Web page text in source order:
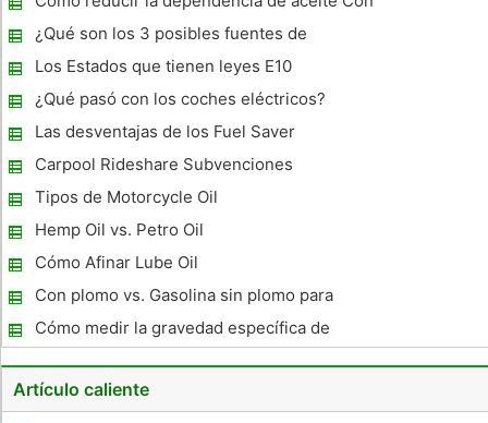
etanol E85
¿Qué son los 3 posibles fuentes de
combustible para los productores de
biodiesel?
Los Estados que tienen leyes E10
obligatorios
¿Qué pasó con los coches eléctricos?
Las desventajas de los Fuel Saver
Carpool Rideshare Subvenciones
Tipos de Motorcycle Oil
Hemp Oil vs. Petro Oil
Cómo Afinar Lube Oil
Con plomo vs. Gasolina sin plomo para
motores de automóviles
Cómo medir la gravedad específica de
Biodiesel
Artículo caliente